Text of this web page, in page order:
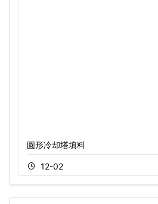
圆形冷却塔填料
12-02